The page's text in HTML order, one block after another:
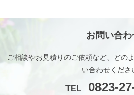
お問い合わ
ご相談やお見積りのご依頼など、どの
い合わせくださ
TEL 0823-